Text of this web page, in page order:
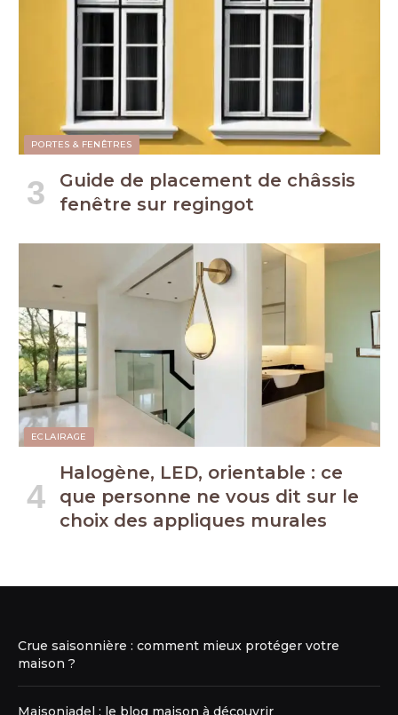
PORTES & FENÊTRES
Guide de placement de châssis
fenêtre sur regingot
ECLAIRAGE
Halogène, LED, orientable : ce
que personne ne vous dit sur le
choix des appliques murales
Crue saisonnière : comment mieux protéger votre
maison ?
Maisoniadel : le blog maison à découvrir